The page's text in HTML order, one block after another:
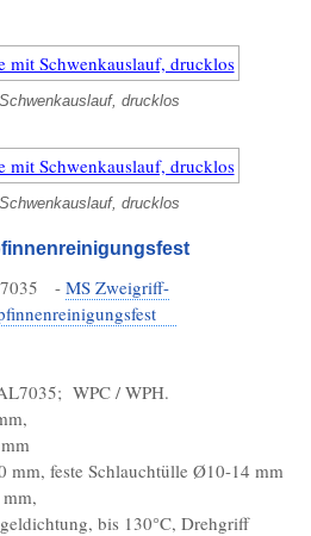
drucklos
drucklos
7035 - MS Zweigriff-
WPC / WPH.
feste Schlauchtülle Ø10-14 mm
bis 130°C, Drehgriff